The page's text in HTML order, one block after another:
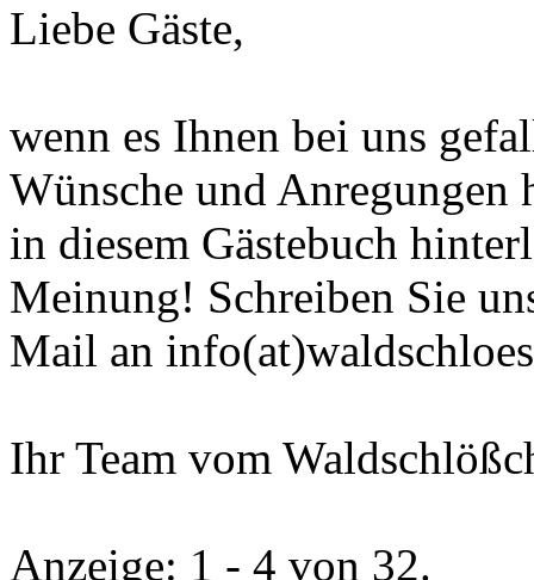
Liebe Gäste,
wenn es Ihnen bei uns
Wünsche und Anregungen
in diesem Gästebuch
Meinung! Schreiben Sie
Mail an
Ihr Team vom
Anzeige: 1 - 4 von 32.